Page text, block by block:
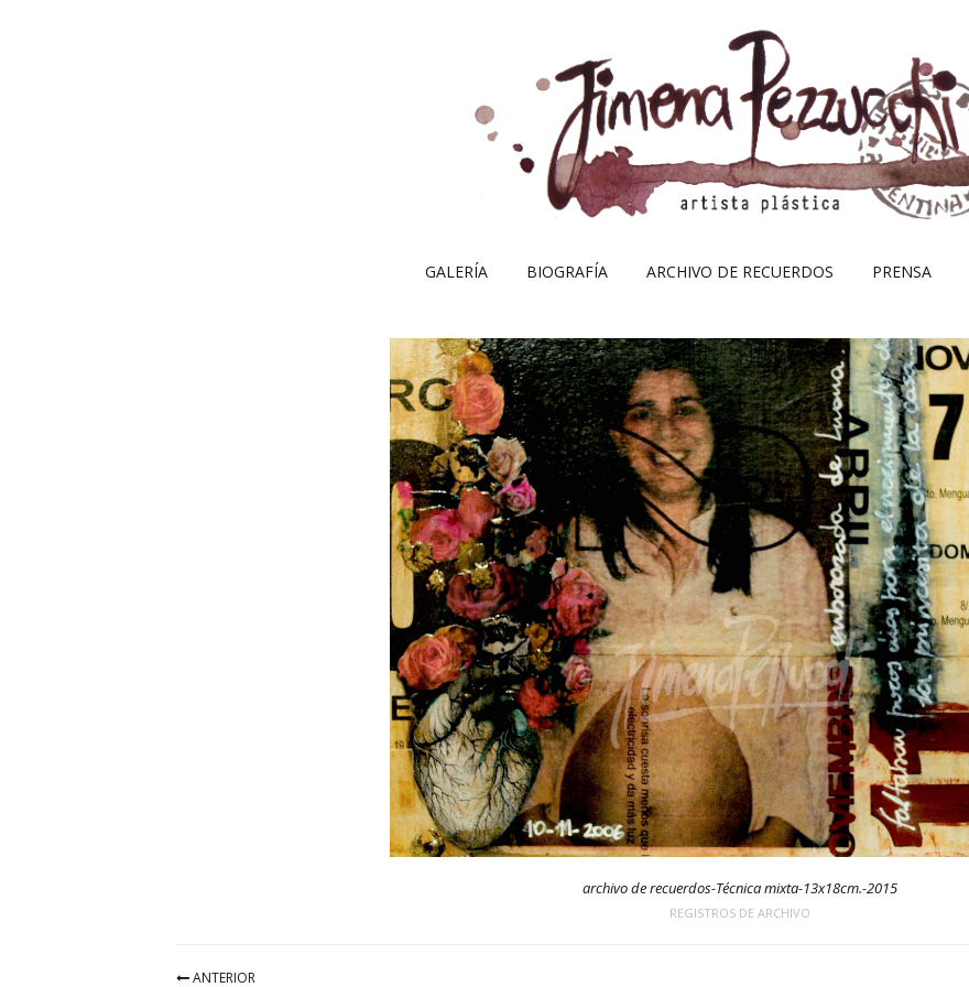
to
GALERÍA BIOGRAFÍA ARCHIVO DE RECUERDOS PRENSA
archivo de recuerdos-Técnica mixta-13x18cm.-2015
REGISTROS DE ARCHIVO
ANTERIOR